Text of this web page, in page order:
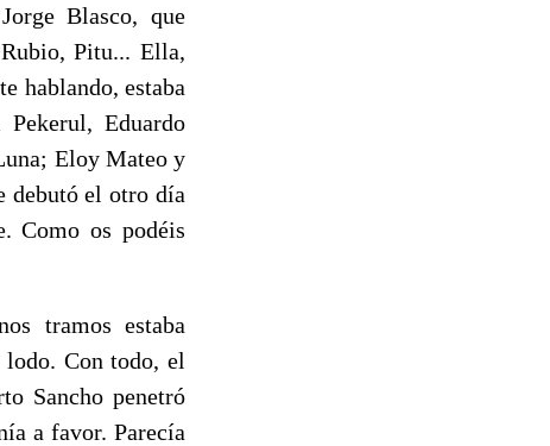
Blasco, que
Pitu... Ella,
hablando, estaba
Eduardo
Eloy Mateo y
debutó el otro día
Como os podéis
tramos estaba
Con todo, el
Sancho penetró
a favor. Parecía